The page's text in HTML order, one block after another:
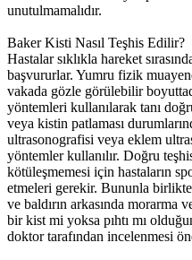
unutulmamalıdır.
Baker Kisti Nasıl Teşhis Edilir?
Hastalar sıklıkla hareket
başvururlar. Yumru fizik
vakada gözle görülebilir
yöntemleri kullanılarak tanı
veya kistin patlaması
ultrasonografisi veya eklem
yöntemler kullanılır. Doğru
kötüleşmemesi için hastaların
etmeleri gerekir. Bununla
ve baldırın arkasında morarma
bir kist mi yoksa pıhtı mı
doktor tarafından incelenmesi